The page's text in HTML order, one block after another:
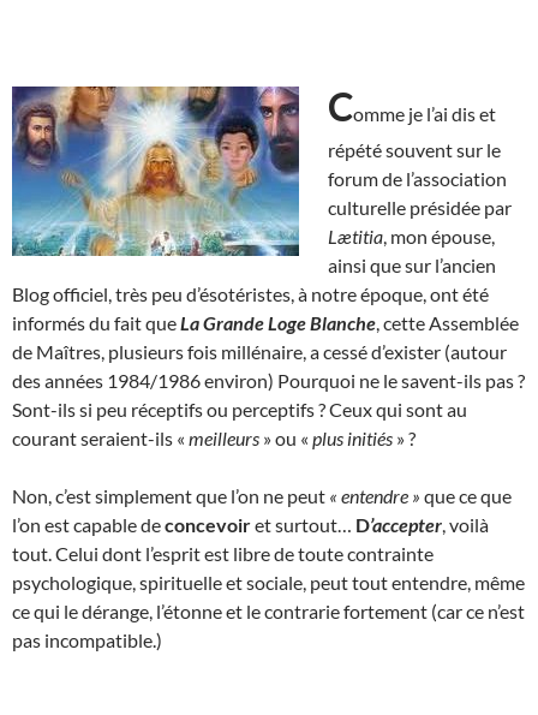
Comme je l’ai dis et
répété souvent sur le
forum de l’association
culturelle présidée par
Lætitia , mon épouse,
ainsi que sur l’ancien
Blog officiel, très peu d’ésotéristes, à notre époque, ont été
informés du fait queLa Grande Loge Blanche , cette Assemblée
de Maîtres, plusieurs fois millénaire, a cessé d’exister (autour
des années 1984/1986 environ) Pourquoi ne le savent-ils pas ?
Sont-ils si peu réceptifs ou perceptifs ? Ceux qui sont au
courant seraient-ils « meilleurs » ou « plus initiés » ?
Non, c’est simplement que l’on ne peut « entendre » que ce que
l’on est capable deconcevoiret surtout… D’accepter , voilà
tout. Celui dont l’esprit est libre de toute contrainte
psychologique, spirituelle et sociale, peut tout entendre, même
ce qui le dérange, l’étonne et le contrarie fortement (car ce n’est
pas incompatible.)